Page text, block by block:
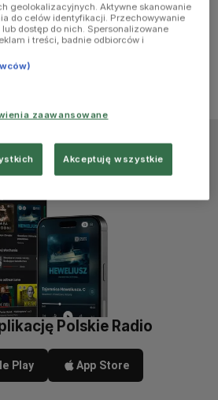
Polskie Radio
Play App Store
geolokalizacyjnych. Aktywne skanowanie
do celów identyfikacji. Przechowywanie
dostęp do nich. Spersonalizowane
i treści, badnie odbiorców i
zaawansowane
Akceptuję wszystkie